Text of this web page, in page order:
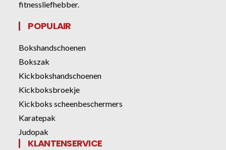
fitnessliefhebber.
POPULAIR
Bokshandschoenen
Bokszak
Kickbokshandschoenen
Kickboksbroekje
Kickboks scheenbeschermers
Karatepak
Judopak
KLANTENSERVICE